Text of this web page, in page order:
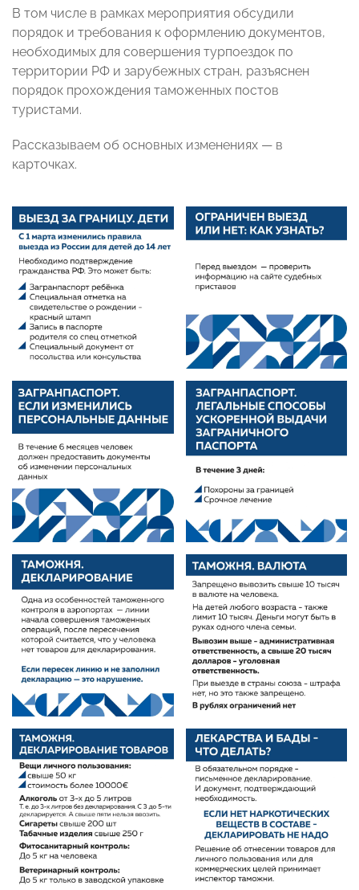
В том числе в рамках мероприятия обсудили
порядок и требования к оформлению документов,
необходимых для совершения турпоездок по
территории РФ и зарубежных стран, разъяснен
порядок прохождения таможенных постов
туристами.
Рассказываем об основных изменениях — в
карточках.